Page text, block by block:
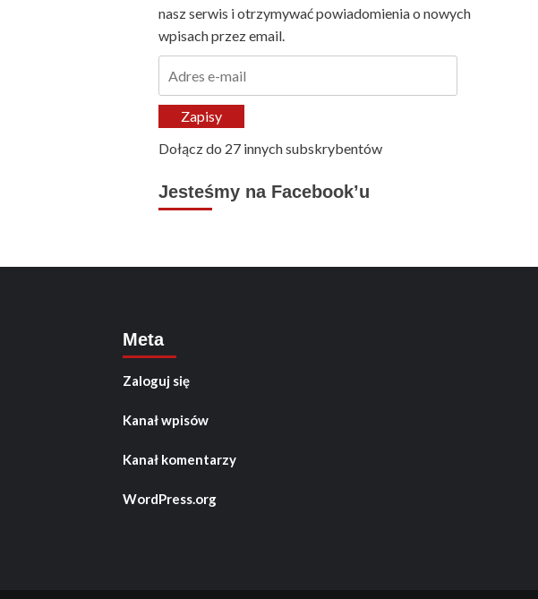
nasz serwis i otrzymywać powiadomienia o nowych
wpisach przez email.
mailZapisy
Dołącz do 27 innych subskrybentów
Jesteśmy na Facebook’u
Meta
Zaloguj się
Kanał wpisów
Kanał komentarzy
WordPress.org